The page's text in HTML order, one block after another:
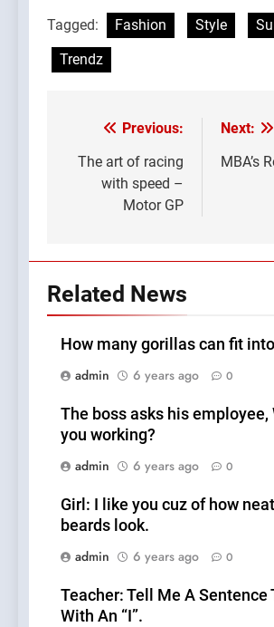
Tagged: Fashion Style
Trendz
Post
navigation
Previous:
The art of racing
with speed –
Motor GP
Next:
MBA’s
Related News
How many gorillas can fit
admin
6 years ago 0
The boss asks his employee,
you working?
admin
6 years ago 0
Girl: I like you cuz of how
beards look.
admin
6 years ago 0
Teacher: Tell Me A Sentence
With An “I”.